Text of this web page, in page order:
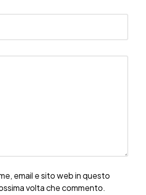
email e sito web in questo
volta che commento.